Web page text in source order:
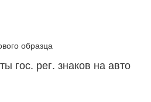
гос. рег. знаков на авто